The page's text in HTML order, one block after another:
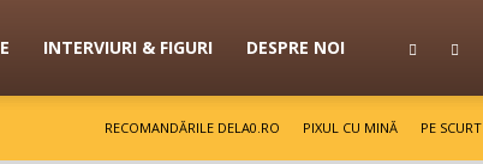
INTERVIURI & FIGURI DESPRE NOI
RECOMANDĂRILE DELA0.RO PIXUL CU MINĂ PE SCURT